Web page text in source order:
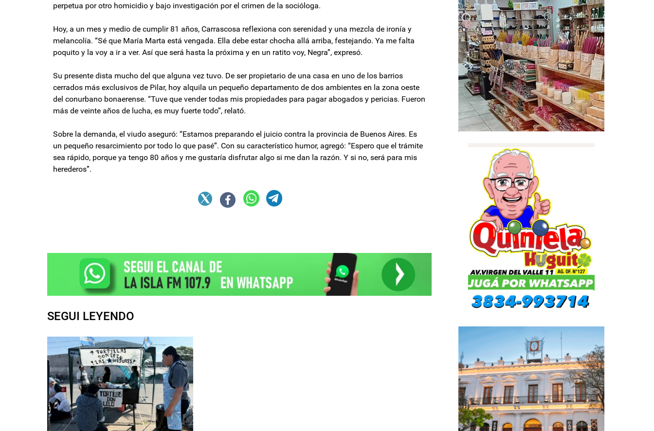
perpetua por otro homicidio y bajo investigación por el crimen de la socióloga.
Hoy, a un mes y medio de cumplir 81 años, Carrascosa reflexiona con serenidad y una mezcla de ironía y
melancolía. “Sé que María Marta está vengada. Ella debe estar chocha allá arriba, festejando. Ya me falta
poquito y la voy a ir a ver. Así que será hasta la próxima y en un ratito voy, Negra”, expresó.
Su presente dista mucho del que alguna vez tuvo. De ser propietario de una casa en uno de los barrios
cerrados más exclusivos de Pilar, hoy alquila un pequeño departamento de dos ambientes en la zona oeste
del conurbano bonaerense. “Tuve que vender todas mis propiedades para pagar abogados y pericias. Fueron
más de veinte años de lucha, es muy fuerte todo”, relató.
Sobre la demanda, el viudo aseguró: “Estamos preparando el juicio contra la provincia de Buenos Aires. Es
un pequeño resarcimiento por todo lo que pasé”. Con su característico humor, agregó: “Espero que el trámite
sea rápido, porque ya tengo 80 años y me gustaría disfrutar algo si me dan la razón. Y si no, será para mis
herederos”.
SEGUI LEYENDO